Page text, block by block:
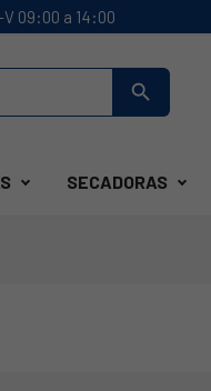
09:00 a 14:00
search
SECADORAS